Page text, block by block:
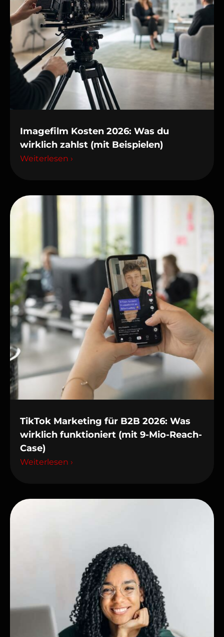
Imagefilm Kosten 2026: Was du
wirklich zahlst (mit Beispielen)
Weiterlesen ›
TikTok Marketing für B2B 2026: Was
wirklich funktioniert (mit 9-Mio-Reach-
Case)
Weiterlesen ›